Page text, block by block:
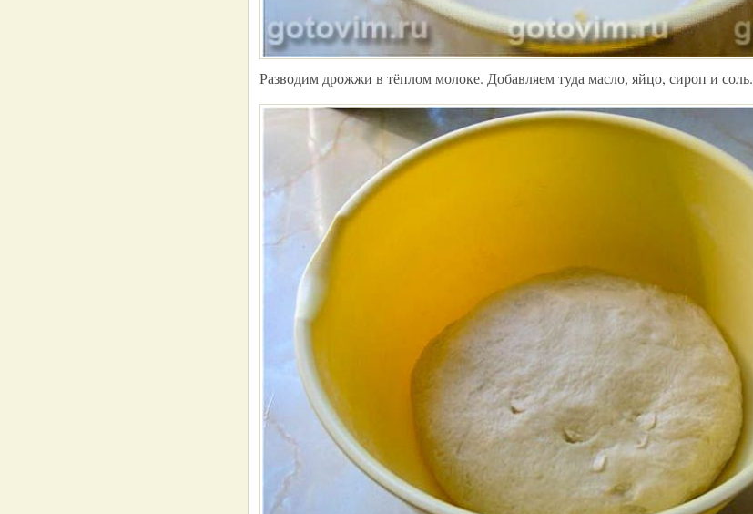
Разводим дрожжи в тёплом молоке. Добавляем туда масло, яйцо, сироп и соль.